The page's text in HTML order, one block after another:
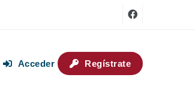
Acceder Regístrate